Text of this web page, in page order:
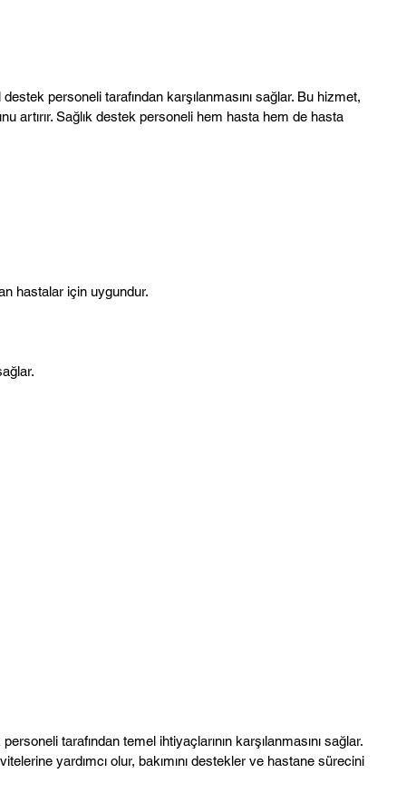
personeli tarafından karşılanmasını sağlar. Bu hizmet,
artırır. Sağlık destek personeli hem hasta hem de hasta
hastalar için uygundur.
tarafından temel ihtiyaçlarının karşılanmasını sağlar.
yardımcı olur, bakımını destekler ve hastane sürecini